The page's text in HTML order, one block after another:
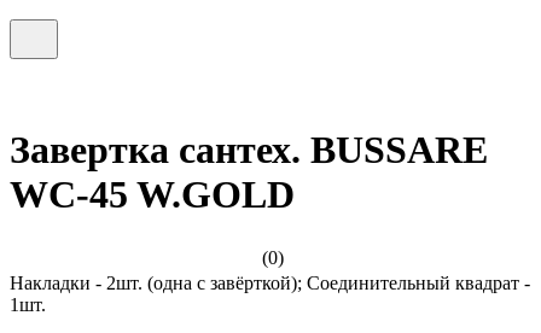
Завертка сантех. BUSSARE
WC-45 W.GOLD
(0)
Накладки - 2шт. (одна с завёрткой); Соединительный квадрат -
1шт.